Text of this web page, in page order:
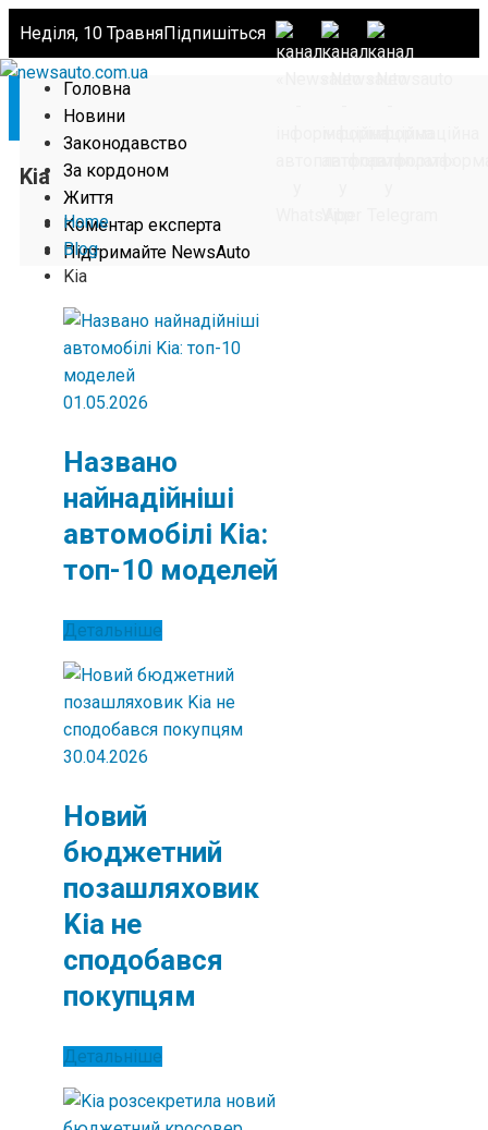
Неділя, 10 ТравняПідпишіться
Головна
Новини
Законодавство
За кордоном
Життя
Коментар експерта
Підтримайте NewsAuto
Kia
Home
Blog
Kia
01.05.2026
Названо
найнадійніші
автомобілі Kia:
топ-10 моделей
Детальніше
30.04.2026
Новий
бюджетний
позашляховик
Kia не
сподобався
покупцям
Детальніше